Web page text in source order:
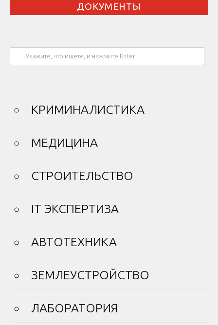
ДОКУМЕНТЫ
КРИМИНАЛИСТИКА
МЕДИЦИНА
СТРОИТЕЛЬСТВО
IT ЭКСПЕРТИЗА
АВТОТЕХНИКА
ЗЕМЛЕУСТРОЙСТВО
ЛАБОРАТОРИЯ